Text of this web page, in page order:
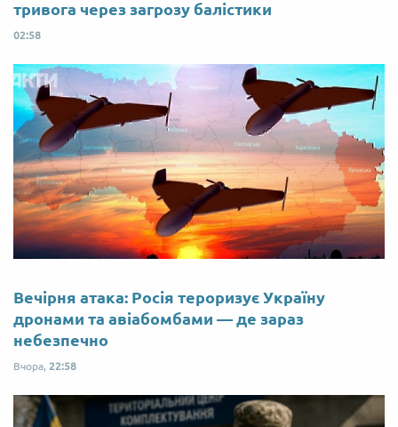
тривога через загрозу балістики
02:58
Вечірня атака: Росія тероризує Україну
дронами та авіабомбами — де зараз
небезпечно
Вчора, 22:58